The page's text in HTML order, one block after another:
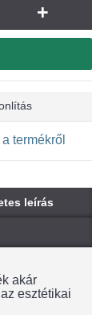
+
termékről
leírás
akár
esztétikai